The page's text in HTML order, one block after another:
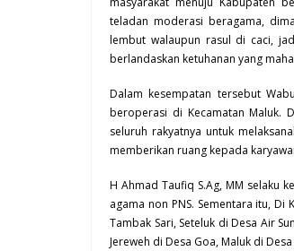
teladan moderasi beragama,
lembut walaupun rasul di caci,
berlandaskan ketuhanan yang
Dalam kesempatan tersebut
beroperasi di Kecamatan Maluk.
seluruh rakyatnya untuk
memberikan ruang kepada
H Ahmad Taufiq S.Ag, MM selaku
agama non PNS. Sementara itu,
Tambak Sari, Seteluk di Desa Air
Jereweh di Desa Goa, Maluk di